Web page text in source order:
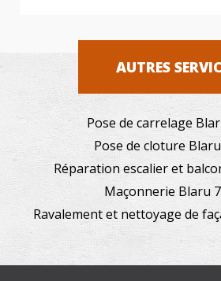
AUTRES
Pose de carrelage
Pose de cloture
Réparation escalier et
Maçonnerie Blaru
Ravalement et nettoyage de